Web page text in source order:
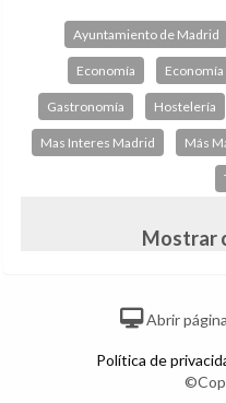
Ayuntamiento de Madrid
Economía
Gastronomía Hostelería
Mas Interes Madrid Más
Mostrar
Abrir
Política de